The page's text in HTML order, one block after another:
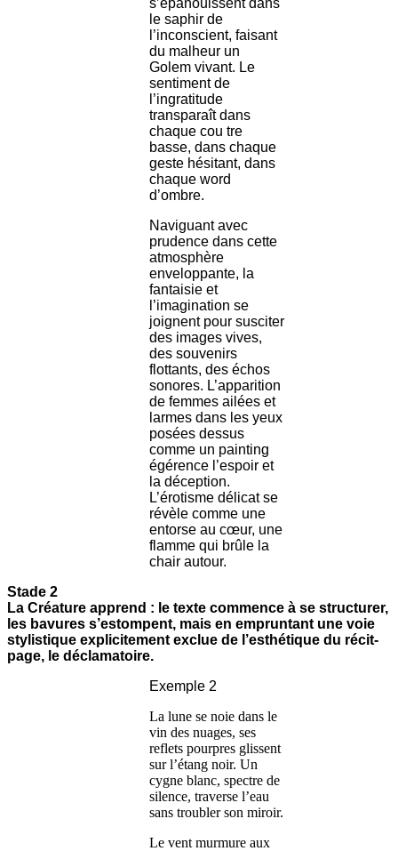
le saphir de
l’inconscient, faisant
du malheur un
Golem vivant. Le
sentiment de
l’ingratitude
transparaît dans
chaque cou tre
basse, dans chaque
geste hésitant, dans
chaque word
d’ombre.
Naviguant avec
prudence dans cette
atmosphère
enveloppante, la
fantaisie et
l’imagination se
joignent pour susciter
des images vives,
des souvenirs
flottants, des échos
sonores. L’apparition
de femmes ailées et
larmes dans les yeux
posées dessus
comme un painting
égérence l’espoir et
la déception.
L’érotisme délicat se
révèle comme une
entorse au cœur, une
flamme qui brûle la
chair autour.
Stade 2
La Créature apprend : le texte commence à se structurer,
les bavures s’estompent, mais en empruntant une voie
stylistique explicitement exclue de l’esthétique du récit-
page, le déclamatoire.
Exemple 2
La lune se noie dans le
vin des nuages, ses
reflets pourpres glissent
sur l’étang noir. Un
cygne blanc, spectre de
silence, traverse l’eau
sans troubler son miroir.
Le vent murmure aux